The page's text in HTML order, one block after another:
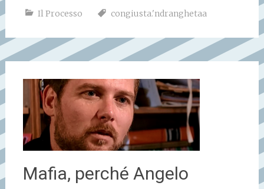
Il Processo congiusta.'ndranghetaa
Mafia, perché Angelo